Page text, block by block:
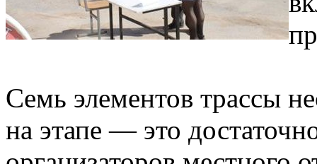
Семь элементов трассы
на этапе — это